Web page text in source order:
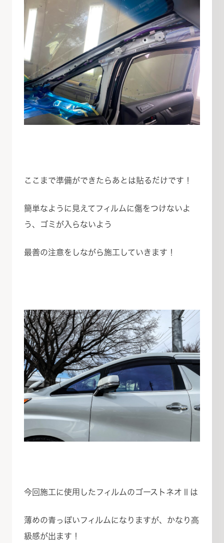
ここまで準備ができたらあとは貼るだけです！
簡単なように見えてフィルムに傷をつけないよ
う、ゴミが入らないよう
最善の注意をしながら施工していきます！
今回施工に使用したフィルムのゴーストネオⅡは
薄めの青っぽいフィルムになりますが、かなり高
級感が出ます！